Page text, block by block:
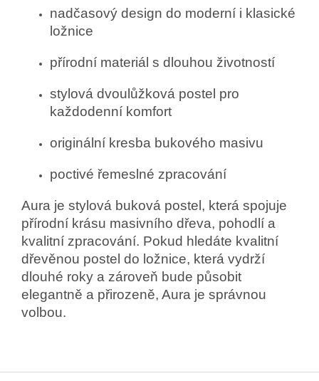
nadčasový design do moderní i klasické
ložnice
přírodní materiál s dlouhou životností
stylová dvoulůžková postel pro
každodenní komfort
originální kresba bukového masivu
poctivé řemeslné zpracování
Aura je stylová buková postel, která spojuje
přírodní krásu masivního dřeva, pohodlí a
kvalitní zpracování. Pokud hledáte kvalitní
dřevěnou postel do ložnice, která vydrží
dlouhé roky a zároveň bude působit
elegantně a přirozeně, Aura je správnou
volbou.